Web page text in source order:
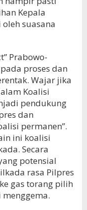
Kepala
suasana
Prabowo-
proses dan
Wajar jika
Koalisi
pendukung
dan
permanen”.
ini koalisi
Secara
potensial
rasa Pilpres
gas torang pilih